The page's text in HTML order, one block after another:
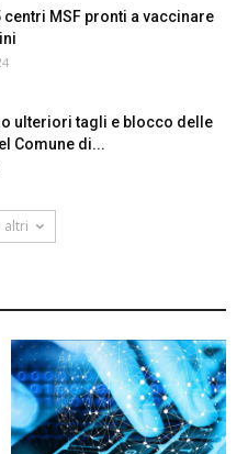
centri MSF pronti a vaccinare
ulteriori tagli e blocco delle
Comune di...
altri